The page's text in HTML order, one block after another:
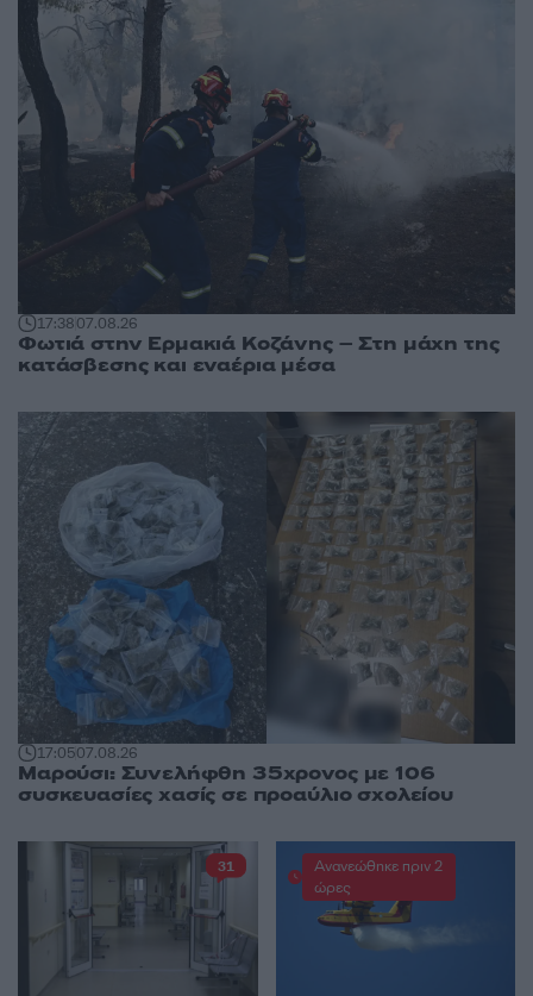
17:3807.08.26
Φωτιά στην Ερμακιά Κοζάνης – Στη μάχη της
κατάσβεσης και εναέρια μέσα
17:0507.08.26
Μαρούσι: Συνελήφθη 35χρονος με 106
συσκευασίες χασίς σε προαύλιο σχολείου
31
Ανανεώθηκε πριν 2
ώρες